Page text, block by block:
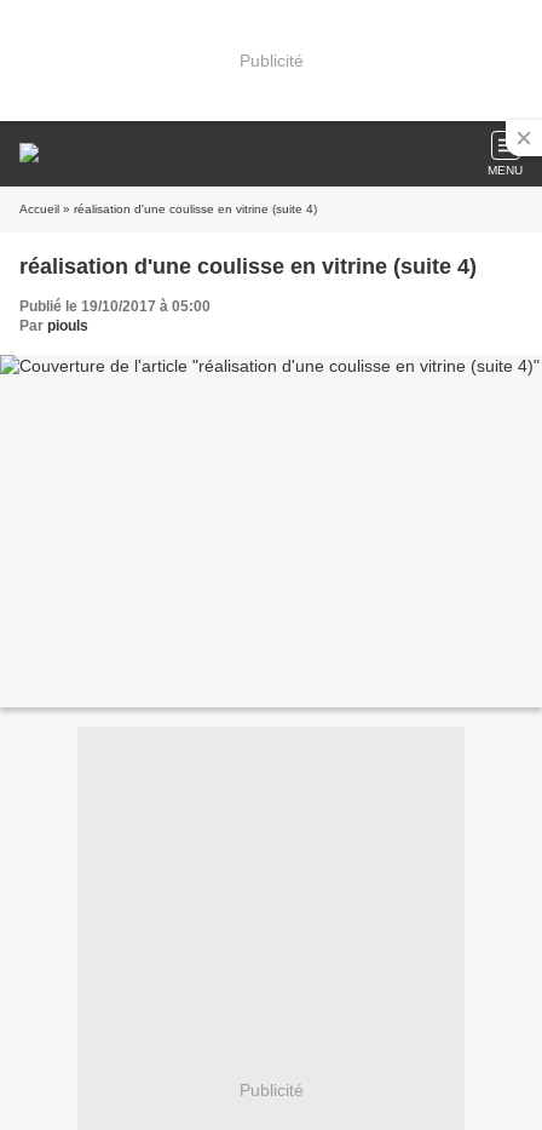
Publicité
MENU
Accueil » réalisation d'une coulisse en vitrine (suite 4)
réalisation d'une coulisse en vitrine (suite 4)
Publié le 19/10/2017 à 05:00
Par piouls
Publicité